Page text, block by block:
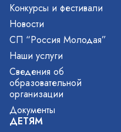
Конкурсы и фестивали
Новости
СП “Россия Молодая”
Наши услуги
Сведения об
образовательной
организации
Документы
ДЕТЯМ